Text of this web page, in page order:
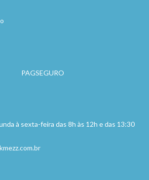
à sexta-feira das 8h às 12h e das 13:30